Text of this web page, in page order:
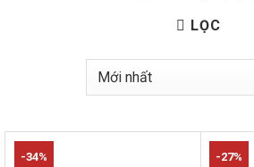
LỌC
-34% -27%